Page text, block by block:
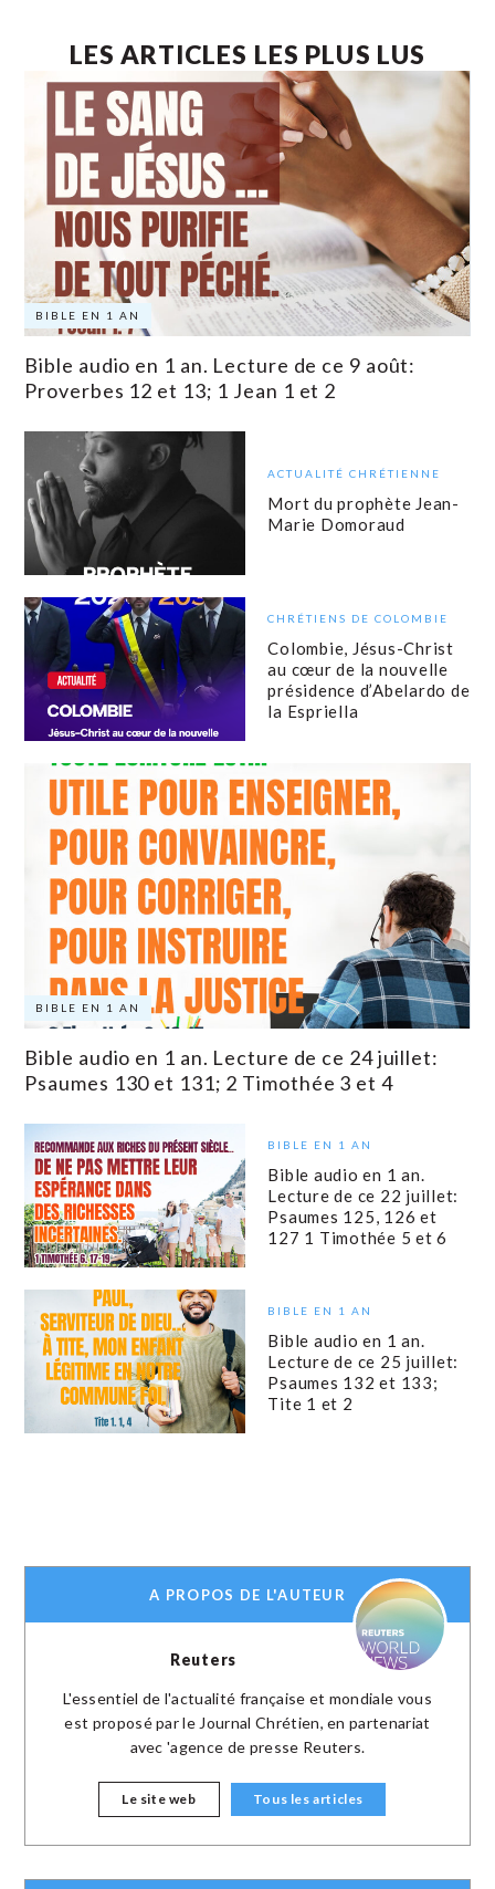
LES ARTICLES LES PLUS LUS
BIBLE EN 1 AN
Bible audio en 1 an. Lecture de ce 9 août:
Proverbes 12 et 13; 1 Jean 1 et 2
ACTUALITÉ CHRÉTIENNE
Mort du prophète Jean-
Marie Domoraud
CHRÉTIENS DE COLOMBIE
Colombie, Jésus-Christ
au cœur de la nouvelle
présidence d’Abelardo de
la Espriella
BIBLE EN 1 AN
Bible audio en 1 an. Lecture de ce 24 juillet:
Psaumes 130 et 131; 2 Timothée 3 et 4
BIBLE EN 1 AN
Bible audio en 1 an.
Lecture de ce 22 juillet:
Psaumes 125, 126 et
127 1 Timothée 5 et 6
BIBLE EN 1 AN
Bible audio en 1 an.
Lecture de ce 25 juillet:
Psaumes 132 et 133;
Tite 1 et 2
A PROPOS DE L'AUTEUR
Reuters
L'essentiel de l'actualité française et mondiale vous
est proposé par le Journal Chrétien, en partenariat
avec 'agence de presse Reuters.
Le site web Tous les articles